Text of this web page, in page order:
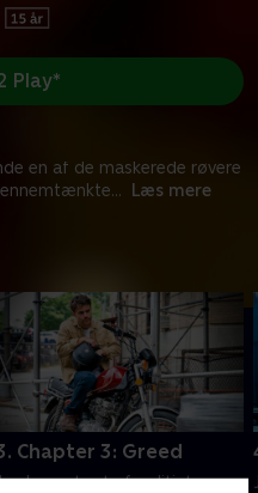
en af de maskerede røvere
... Læs mere
Play*
Chapter 3: Greed
er træt af politiets